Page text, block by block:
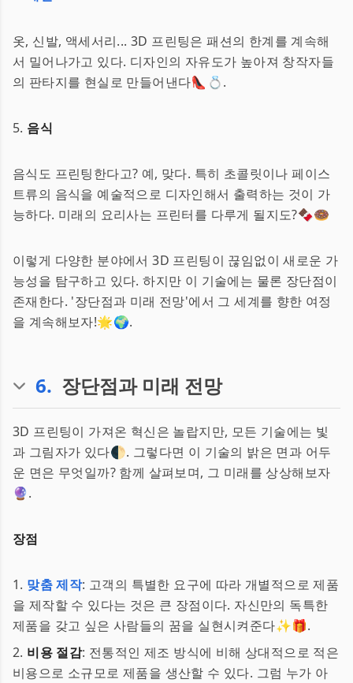
옷, 신발, 액세서리... 3D 프린팅은 패션의 한계를 계속해
서 밀어나가고 있다. 디자인의 자유도가 높아져 창작자들
의 판타지를 현실로 만들어낸다👠💍.
5. 음식
음식도 프린팅한다고? 예, 맞다. 특히 초콜릿이나 페이스
트류의 음식을 예술적으로 디자인해서 출력하는 것이 가
능하다. 미래의 요리사는 프린터를 다루게 될지도?🍫🍩
이렇게 다양한 분야에서 3D 프린팅이 끊임없이 새로운 가
능성을 탐구하고 있다. 하지만 이 기술에는 물론 장단점이
존재한다. '장단점과 미래 전망'에서 그 세계를 향한 여정
을 계속해보자!🌟🌍.
6. 장단점과 미래 전망
3D 프린팅이 가져온 혁신은 놀랍지만, 모든 기술에는 빛
과 그림자가 있다🌓. 그렇다면 이 기술의 밝은 면과 어두
운 면은 무엇일까? 함께 살펴보며, 그 미래를 상상해보자
🔮.
장점
1. 맞춤 제작: 고객의 특별한 요구에 따라 개별적으로 제품
을 제작할 수 있다는 것은 큰 장점이다. 자신만의 독특한
제품을 갖고 싶은 사람들의 꿈을 실현시켜준다✨🎁.
2. 비용 절감: 전통적인 제조 방식에 비해 상대적으로 적은
비용으로 소규모로 제품을 생산할 수 있다. 그럼 누가 아